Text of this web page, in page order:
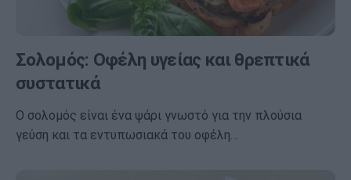
Σολομός: Οφέλη υγείας και θρεπτικά
συστατικά
Ο σολομός είναι ένα ψάρι γνωστό για την πλούσια
γεύση και τα εντυπωσιακά του οφέλη…